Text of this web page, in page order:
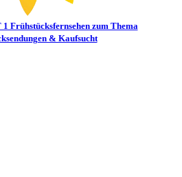
Frühstücksfernsehen zum Thema
& Kaufsucht